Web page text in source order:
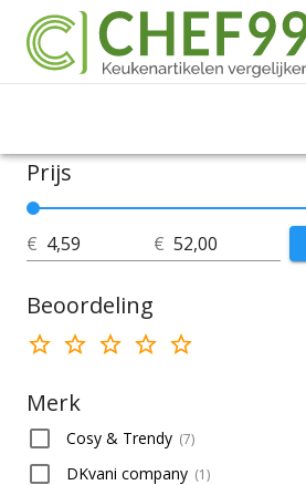
Prijs
€ €
Beoordeling
Merk
Cosy & Trendy (7)
DKvani company (1)